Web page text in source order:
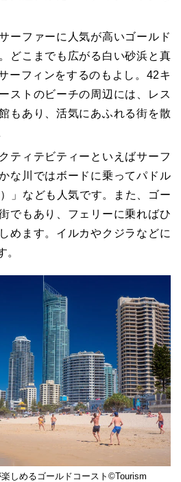
ーファーに人気が高いゴールド
どこまでも広がる白い砂浜と真
ーフィンをするのもよし。42キ
ストのビーチの周辺には、レス
もあり、活気にあふれる街を散
ティテビティーといえばサーフ
な川ではボードに乗ってパドル
」なども人気です。また、ゴー
でもあり、フェリーに乗ればひ
めます。イルカやクジラなどに
。
しめるゴールドコースト©Tourism